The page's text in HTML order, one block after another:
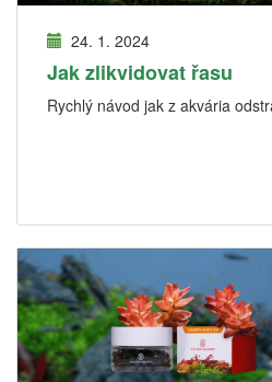
24. 1. 2024
Jak zlikvidovat řasu
Rychlý návod jak z akvária